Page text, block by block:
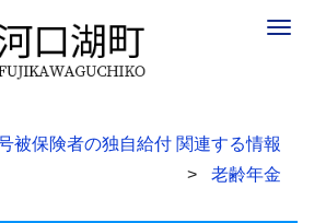
被保険者の独自給付 関連する情報
老齢年金